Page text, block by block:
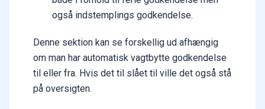
også indstemplings godkendelse.
Denne sektion kan se forskellig ud afhængig
om man har automatisk vagtbytte godkendelse
til eller fra. Hvis det til slået til ville det også stå
på oversigten.